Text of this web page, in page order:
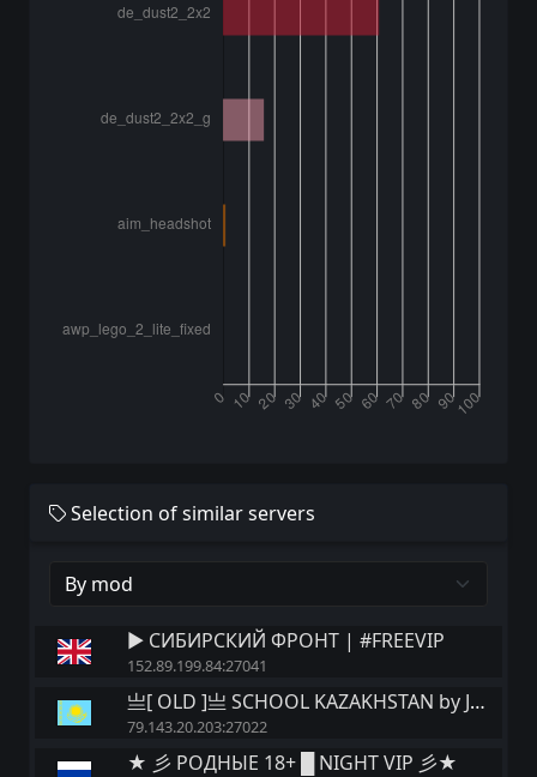
Selection of similar servers
► СИБИРСКИЙ ФРОНТ | #FREEVIP
152.89.199.84:27041
亗[ OLD ]亗 SCHOOL KAZAKHSTAN by Jlavrik
79.143.20.203:27022
★ 彡 РОДНЫЕ 18+ █ NIGHT VIP 彡★